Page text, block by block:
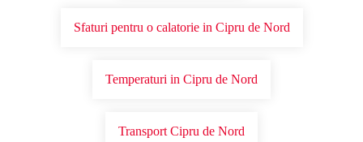
Sfaturi pentru o calatorie in Cipru de Nord
Temperaturi in Cipru de Nord
Transport Cipru de Nord